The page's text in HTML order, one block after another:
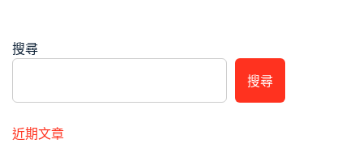
搜尋
搜尋
近期文章